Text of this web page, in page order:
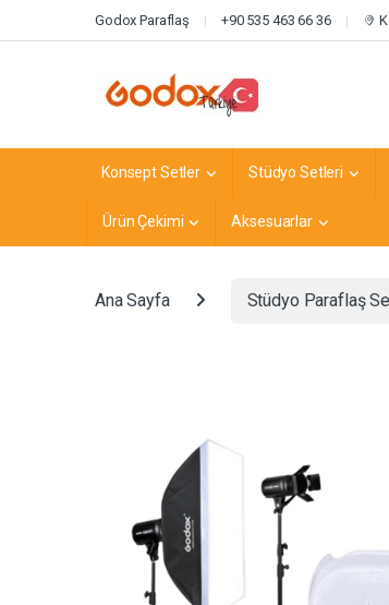
Godox Paraflaş +90 535 463 66 36
Konsept Setler Stüdyo Setleri
Ürün Çekimi Aksesuarlar
Ana Sayfa Stüdyo Paraflaş